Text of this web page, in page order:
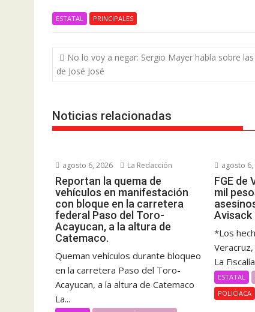
ESTATAL PRINCIPALES
Navegación
de
entradas
No lo voy a negar: Sergio Mayer habla sobre
de José José
Noticias relacionadas
agosto 6, 2026 La Redacción
Reportan la quema de
vehículos en manifestación
con bloque en la carretera
federal Paso del Toro-
Acayucan, a la altura de
Catemaco.
Queman vehículos durante bloqueo
en la carretera Paso del Toro-
Acayucan, a la altura de Catemaco
La...
agosto 6,
FGE de
mil
Avisack
*Los
La
ESTATAL
POLICIACA